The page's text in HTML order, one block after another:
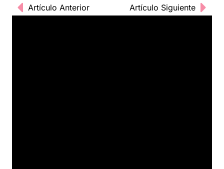
Artículo Anterior Artículo Siguiente